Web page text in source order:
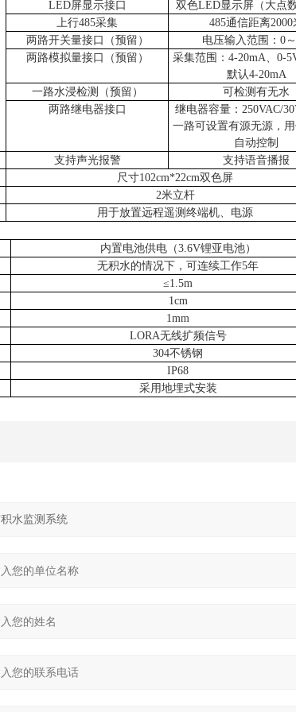
LED屏显示接口 双色LED显示屏（大点
上行485采集
485通信距离2000
两路开关量接口（预留）
电压输入范围： 0
两路模拟量接口（预留）
采集范围： 4-20mA、0-
默认4-20mA
一路水浸检测（预留）
可检测有无水
两路继电器接口
继电器容量： 250VAC/
一路可设置有源无源，
自动控制
支持声光报警
支持语音播报
尺寸102cm*22cm双色屏
2米立杆
用于放置远程遥测终端机、电源
内置电池供电（3.6V锂亚电池）
无积水的情况下，可连续工作5年
≤1.5m
1cm
1mm
LORA无线扩频信号
304不锈钢
IP68
采用地埋式安装